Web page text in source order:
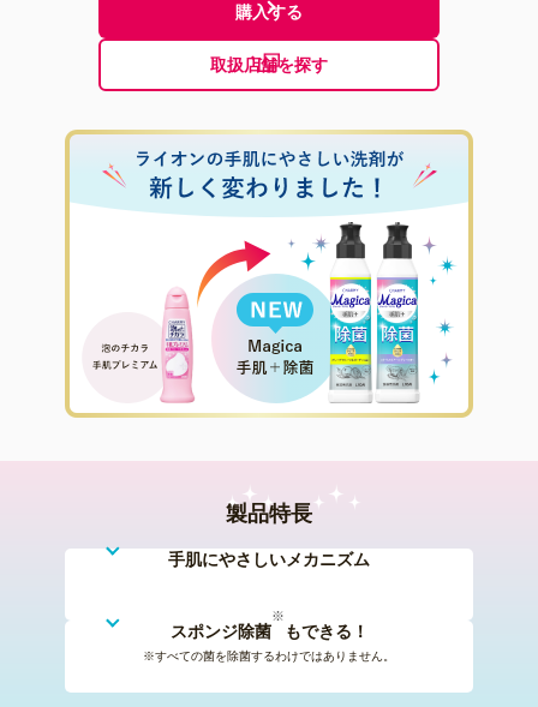
購入する
モーダルが開きます
取扱店舗を探す
製品特長
手肌にやさしいメカニズム
スポンジ除菌
※
もできる！
※すべての菌を除菌するわけではありません。